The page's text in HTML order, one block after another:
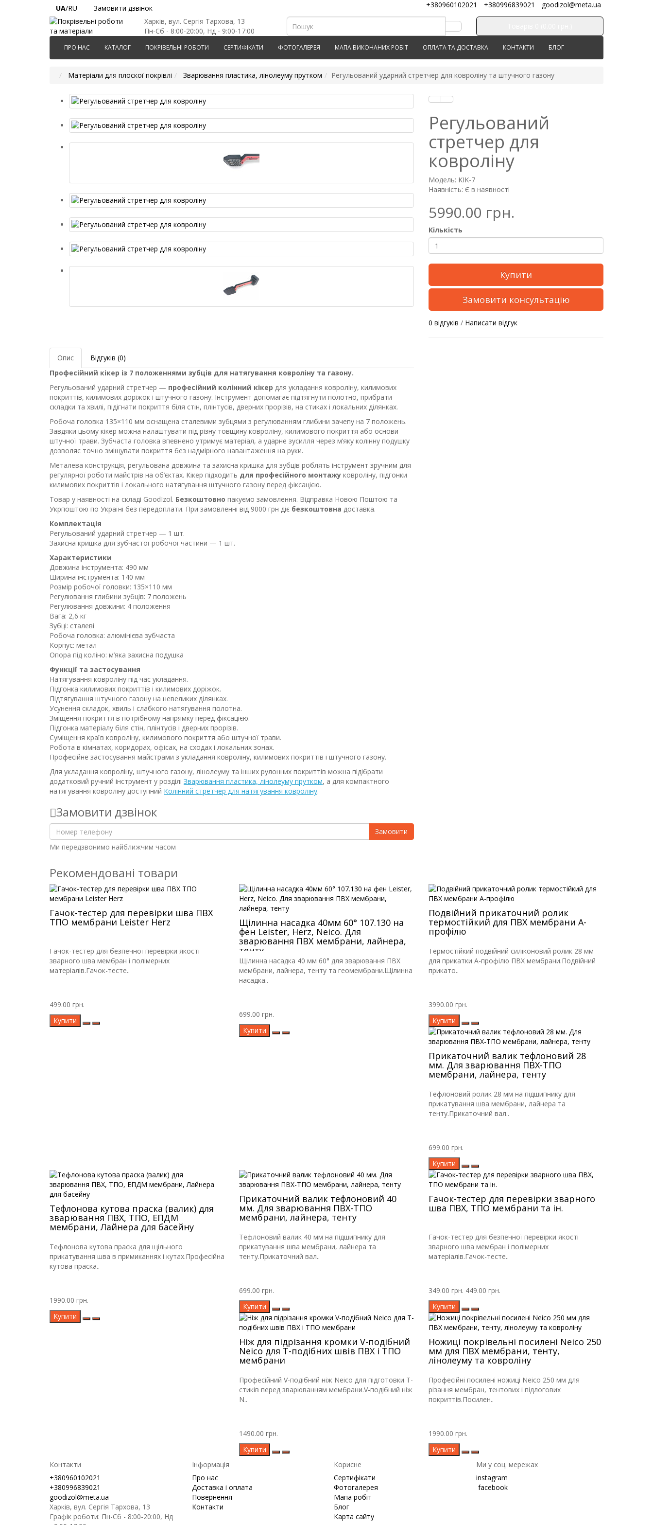
UA/RU Замовити дзвінок +380960102021 +380996839021
goodizol@meta.ua
Харків, вул. Сергія Тархова, 13
Пн-Сб - 8:00-20:00, Нд - 9:00-17:00
ПРО НАС КАТАЛОГ ПОКРІВЕЛЬНІ РОБОТИ СЕРТИФІКАТИ ФОТОГАЛЕРЕЯ МАПА ВИКОНАНИХ РОБІТ ОПЛАТА ТА ДОСТАВКА КОНТАКТИ БЛОГ
Матеріали для плоскої покрівлі Зварювання пластика, лінолеуму прутком Регульований ударний стретчер для ковроліну та штучного газону
Регульований
стретчер для
ковроліну
Модель: KIK-7
Наявність: Є в наявності
5990.00 грн.
Кількість
Купити
Замовити консультацію
0 відгуків / Написати відгук
Опис
Відгуків (0)
Професійний кікер із 7 положеннями зубців для натягування ковроліну та газону.
Регульований ударний стретчер — професійний колінний кікер для укладання ковроліну, килимових
покриттів, килимових доріжок і штучного газону. Інструмент допомагає підтягнути полотно, прибрати
складки та хвилі, підігнати покриття біля стін, плінтусів, дверних прорізів, на стиках і локальних ділянках.
Робоча головка 135×110 мм оснащена сталевими зубцями з регулюванням глибини зачепу на 7 положень.
Завдяки цьому кікер можна налаштувати під різну товщину ковроліну, килимового покриття або основи
штучної трави. Зубчаста головка впевнено утримує матеріал, а ударне зусилля через м’яку колінну подушку
дозволяє точно зміщувати покриття без надмірного навантаження на руки.
Металева конструкція, регульована довжина та захисна кришка для зубців роблять інструмент зручним для
регулярної роботи майстрів на об’єктах. Кікер підходить для професійного монтажу ковроліну, підгонки
килимових покриттів і локального натягування штучного газону перед фіксацією.
Товар у наявності на складі GoodIzol. Безкоштовно пакуємо замовлення. Відправка Новою Поштою та
Укрпоштою по Україні без передоплати. При замовленні від 9000 грн діє безкоштовна доставка.
Комплектація
Регульований ударний стретчер — 1 шт.
Захисна кришка для зубчастої робочої частини — 1 шт.
Характеристики
Довжина інструмента: 490 мм
Ширина інструмента: 140 мм
Розмір робочої головки: 135×110 мм
Регулювання глибини зубців: 7 положень
Регулювання довжини: 4 положення
Вага: 2,6 кг
Зубці: сталеві
Робоча головка: алюмінієва зубчаста
Корпус: метал
Опора під коліно: м’яка захисна подушка
Функції та застосування
Натягування ковроліну під час укладання.
Підгонка килимових покриттів і килимових доріжок.
Підтягування штучного газону на невеликих ділянках.
Усунення складок, хвиль і слабкого натягування полотна.
Зміщення покриття в потрібному напрямку перед фіксацією.
Підгонка матеріалу біля стін, плінтусів і дверних прорізів.
Суміщення країв ковроліну, килимового покриття або штучної трави.
Робота в кімнатах, коридорах, офісах, на сходах і локальних зонах.
Професійне застосування майстрами з укладання ковроліну, килимових покриттів і штучного газону.
Для укладання ковроліну, штучного газону, лінолеуму та інших рулонних покриттів можна підібрати
додатковий ручний інструмент у розділі Зварювання пластика, лінолеуму прутком, а для компактного
натягування ковроліну доступний Колінний стретчер для натягування ковроліну.
Замовити дзвінок
Замовити
Ми передзвонимо найближчим часом
Рекомендовані товари
Гачок-тестер для перевірки шва ПВХ
ТПО мембрани Leister Herz
Гачок-тестер для безпечної перевірки якості
зварного шва мембран і полімерних
матеріалів.Гачок-тесте..
499.00 грн.
Купити
Щілинна насадка 40мм 60° 107.130 на
фен Leister, Herz, Neico. Для
зварювання ПВХ мембрани, лайнера,
тенту
Щілинна насадка 40 мм 60° для зварювання ПВХ
мембрани, лайнера, тенту та геомембрани.Щілинна
насадка..
699.00 грн.
Купити
Подвійний прикаточний ролик
термостійкий для ПВХ мембрани А-
профілю
Термостійкий подвійний силіконовий ролик 28 мм
для прикатки А-профілю ПВХ мембрани.Подвійний
прикато..
3990.00 грн.
Купити
Прикаточний валик тефлоновий 28
мм. Для зварювання ПВХ-ТПО
мембрани, лайнера, тенту
Тефлоновий ролик 28 мм на підшипнику для
прикатування шва мембрани, лайнера та
тенту.Прикаточний вал..
699.00 грн.
Купити
Тефлонова кутова праска (валик) для
зварювання ПВХ, ТПО, ЕПДМ
мембрани, Лайнера для басейну
Тефлонова кутова праска для щільного
прикатування шва в примиканнях і кутах.Професійна
кутова праска..
1990.00 грн.
Купити
Прикаточний валик тефлоновий 40
мм. Для зварювання ПВХ-ТПО
мембрани, лайнера, тенту
Тефлоновий валик 40 мм на підшипнику для
прикатування шва мембрани, лайнера та
тенту.Прикаточний вал..
699.00 грн.
Купити
Гачок-тестер для перевірки зварного
шва ПВХ, ТПО мембрани та ін.
Гачок-тестер для безпечної перевірки якості
зварного шва мембран і полімерних
матеріалів.Гачок-тесте..
349.00 грн. 449.00 грн.
Купити
Ніж для підрізання кромки V-подібний
Neico для Т-подібних швів ПВХ і ТПО
мембрани
Професійний V-подібний ніж Neico для підготовки Т-
стиків перед зварюванням мембрани.V-подібний ніж
N..
1490.00 грн.
Купити
Ножиці покрівельні посилені Neico 250
мм для ПВХ мембрани, тенту,
лінолеуму та ковроліну
Професійні посилені ножиці Neico 250 мм для
різання мембран, тентових і підлогових
покриттів.Посилен..
1990.00 грн.
Купити
Контакти
+380960102021
+380996839021
goodizol@meta.ua
Харків, вул. Сергія Тархова, 13
Графік роботи: Пн-Сб - 8:00-20:00, Нд
Інформація
Про нас
Доставка і оплата
Повернення
Контакти
Корисне
Сертифікати
Фотогалерея
Мапа робіт
Блог
Карта сайту
Ми у соц. мережах
instagram
facebook